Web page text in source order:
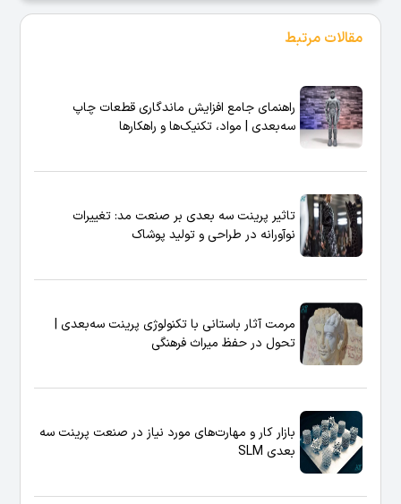
مقالات مرتبط
راهنمای جامع افزایش ماندگاری قطعات چاپ
سه‌بعدی | مواد، تکنیک‌ها و راهکارها
تاثیر پرینت سه‌ بعدی بر صنعت مد: تغییرات
نوآورانه در طراحی و تولید پوشاک
مرمت آثار باستانی با تکنولوژی پرینت سه‌بعدی |
تحول در حفظ میراث فرهنگی
بازار کار و مهارت‌های مورد نیاز در صنعت پرینت سه
بعدی SLM